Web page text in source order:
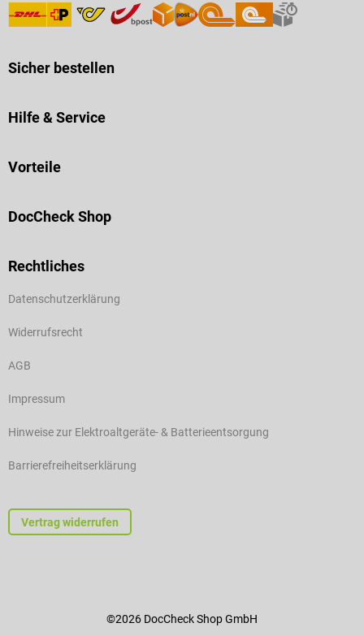
Sicher bestellen
Hilfe & Service
Vorteile
DocCheck Shop
Rechtliches
Datenschutzerklärung
Widerrufsrecht
AGB
Impressum
Hinweise zur Elektroaltgeräte- & Batterieentsorgung
Barrierefreiheitserklärung
Vertrag widerrufen
©2026 DocCheck Shop GmbH